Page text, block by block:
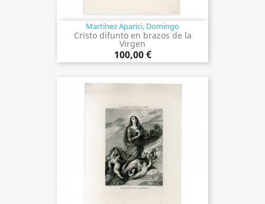
Martínez Aparici, Domingo
Cristo difunto en brazos de la
Virgen
100,00 €